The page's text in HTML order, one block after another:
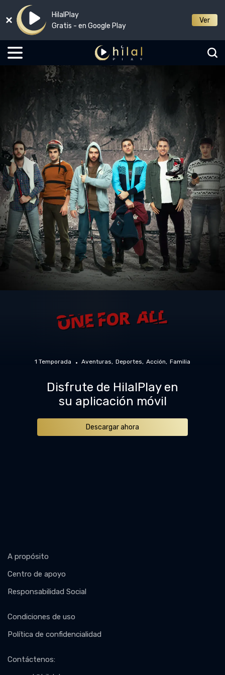
HilalPlay
Gratis - en Google Play
Ver
1 Temporada Aventuras Deportes Acción Familia
Disfrute de HilalPlay en
su aplicación móvil
Descargar ahora
A propósito
Centro de apoyo
Responsabilidad Social
Condiciones de uso
Política de confidencialidad
Contáctenos: